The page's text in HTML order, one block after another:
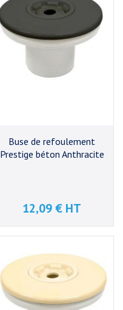
Buse de refoulement
Prestige béton Anthracite
Prix
12,09 € HT